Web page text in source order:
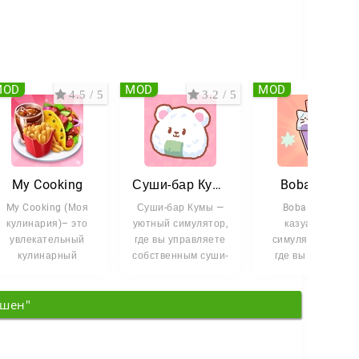
My Cooking
My Cooking (Моя
кулинария)– это
увлекательный
кулинарный
менеджмент. Вам
4.5 / 5
Суши-бар Кумы
Суши-бар Кумы —
уютный симулятор,
где вы управляете
собственным суши-
3.2 / 5
MOD
Boba Story
Boba Story —
казуальный
симулятор кафе,
где вы готовите
MOD